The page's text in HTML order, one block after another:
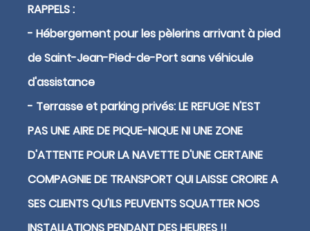
marcheurs.
RAPPELS :
- Hébergement pour les pèlerins arrivant à pied
de Saint-Jean-Pied-de-Port sans véhicule
d'assistance
- Terrasse et parking privés: LE REFUGE N'EST
PAS UNE AIRE DE PIQUE-NIQUE NI UNE ZONE
D'ATTENTE POUR LA NAVETTE D'UNE CERTAINE
COMPAGNIE DE TRANSPORT QUI LAISSE CROIRE A
SES CLIENTS QU'ILS PEUVENTS SQUATTER NOS
INSTALLATIONS PENDANT DES HEURES !!